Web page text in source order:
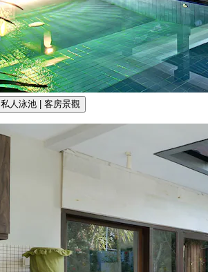
人泳池 | 客房景觀